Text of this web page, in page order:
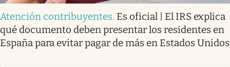
Atención contribuyentes. Es oficial | El IRS explica
qué documento deben presentar los residentes en
España para evitar pagar de más en Estados Unidos